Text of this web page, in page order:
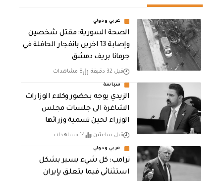
عربي ودولي
الصحة السورية: مقتل شخصين
وإصابة 13 اخرين بانفجار الحافلة في
جرمانا بريف دمشق
قبل 32 دقيقة 8 مشاهدات
سياسة
الزيدي يوجه بحضور وكلاء الوزارات
الشاغرة الى جلسات مجلس
الوزراء لحين تسمية وزرائها
قبل ساعتين 14 مشاهدات
عربي ودولي
ترامب: كل شيء يسير بشكل
استثنائي فيما يتعلق بإيران